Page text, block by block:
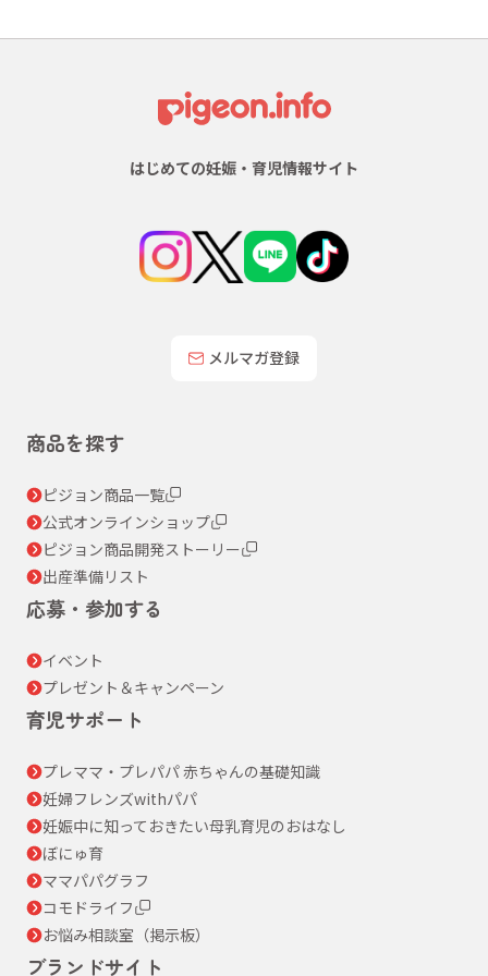
はじめての妊娠・育児情報サイト
メルマガ登録
商品を探す
ピジョン商品一覧
公式オンラインショップ
ピジョン商品開発ストーリー
出産準備リスト
応募・参加する
イベント
プレゼント＆キャンペーン
育児サポート
プレママ・プレパパ 赤ちゃんの基礎知識
妊婦フレンズwithパパ
妊娠中に知っておきたい母乳育児のおはなし
ぼにゅ育
ママパパグラフ
コモドライフ
お悩み相談室（掲示板）
ブランドサイト